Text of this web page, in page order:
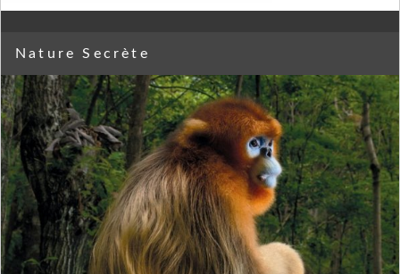
Nature Secrète